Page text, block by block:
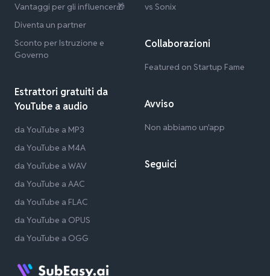
Vantaggi per gli influencer🎁
Diventa un partner
Sconto per Istruzione e
Governo
Estrattori gratuiti da
YouTube a audio
da YouTube a MP3
da YouTube a M4A
da YouTube a WAV
da YouTube a AAC
da YouTube a FLAC
da YouTube a OPUS
da YouTube a OGG
vs Sonix
Collaborazioni
Featured on Startup Fame
Avviso
Non abbiamo un'app
Seguici